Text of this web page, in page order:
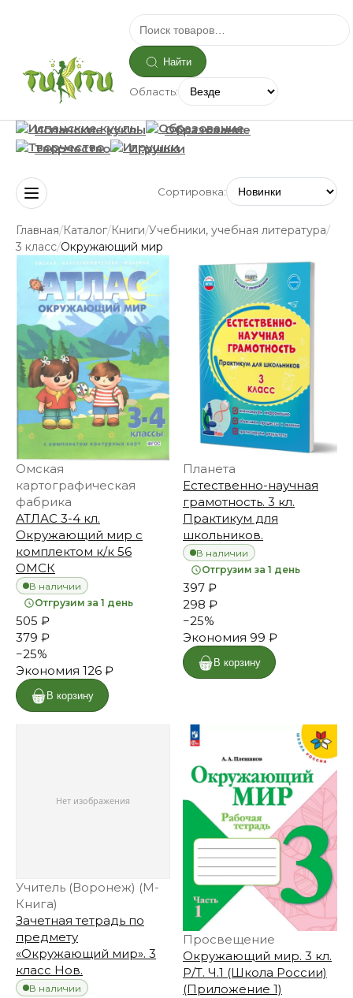
Найти
Область:
Испанские куклы
Образование
Творчество
Игрушки
Сортировка:
Главная/Каталог/Книги/Учебники, учебная литература/
3 класс/Окружающий мир
Омская
картографическая
фабрика
АТЛАС 3-4 кл.
Окружающий мир с
комплектом к/к 56
ОМСК
В наличии
Отгрузим за 1 день
505 ₽
379 ₽
−25%
Экономия 126 ₽
В корзину
Планета
Естественно-научная
грамотность. 3 кл.
Практикум для
школьников.
В наличии
Отгрузим за 1 день
397 ₽
298 ₽
−25%
Экономия 99 ₽
В корзину
Учитель (Воронеж) (М-
Книга)
Зачетная тетрадь по
предмету
«Окружающий мир». 3
класс Нов.
В наличии
Просвещение
Окружающий мир. 3 кл.
Р/Т. Ч.1 (Школа России)
(Приложение 1)